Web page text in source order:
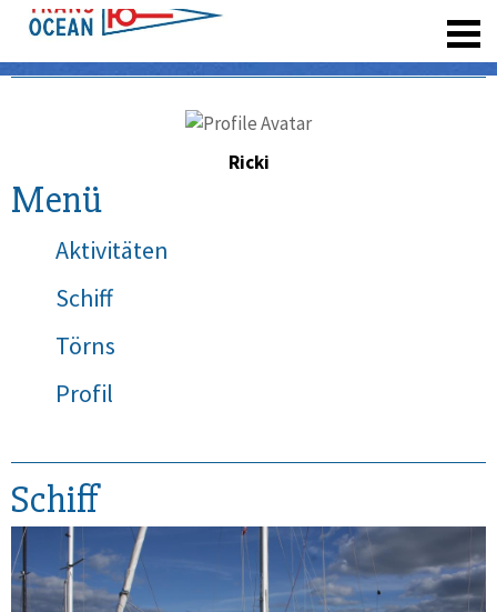
Ricki
Menü
Aktivitäten
Schiff
Törns
Profil
Schiff